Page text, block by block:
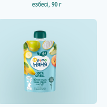
езбесі, 90 г